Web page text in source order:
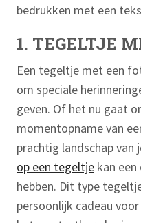
bedrukken met een
1. TEGELTJE
Een tegeltje met een
om speciale
geven. Of het nu gaat
momentopname van
prachtig landschap van
op een tegeltje kan
hebben. Dit type
persoonlijk cadeau